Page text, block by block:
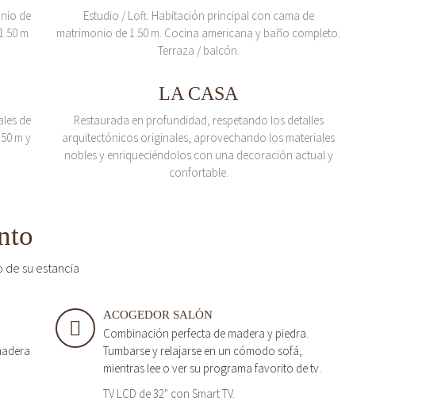
de
m
Estudio / Loft. Habitación principal con cama de
matrimonio de 1.50 m. Cocina americana y baño completo.
Terraza / balcón.
de
m y
LA CASA
Restaurada en profundidad, respetando los detalles
arquitectónicos originales, aprovechando los materiales
nobles y enriqueciéndolos con una decoración actual y
confortable.
su estancia
ACOGEDOR SALÓN
Combinación perfecta de madera y piedra.
Tumbarse y relajarse en un cómodo sofá,
mientras lee o ver su programa favorito de tv.
TV LCD de 32" con Smart TV.